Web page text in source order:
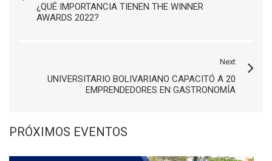
¿QUÉ IMPORTANCIA TIENEN THE WINNER
AWARDS 2022?
Next
UNIVERSITARIO BOLIVARIANO CAPACITÓ A 20
EMPRENDEDORES EN GASTRONOMÍA
PRÓXIMOS EVENTOS